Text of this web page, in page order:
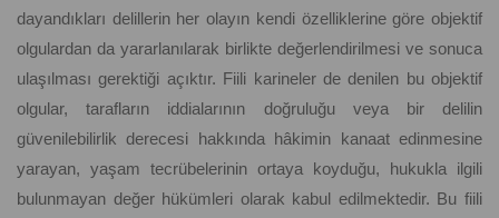
dayandıkları delillerin her olayın kendi özelliklerine göre objektif
olgulardan da yararlanılarak birlikte değerlendirilmesi ve sonuca
ulaşılması gerektiği açıktır. Fiili karineler de denilen bu objektif
olgular, tarafların iddialarının doğruluğu veya bir delilin
güvenilebilirlik derecesi hakkında hâkimin kanaat edinmesine
yarayan, yaşam tecrübelerinin ortaya koyduğu, hukukla ilgili
bulunmayan değer hükümleri olarak kabul edilmektedir. Bu fiili